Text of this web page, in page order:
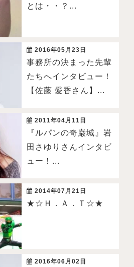
とは・・？...
2016年05月23日
事務所の決まった先輩
たちへインタビュー！
【佐藤 愛香さん】...
2011年04月11日
『ルパンの奇巌城』岩
田さゆりさんインタビ
ュー！...
2014年07月21日
★☆Ｈ．Ａ．Ｔ☆★
2016年06月02日